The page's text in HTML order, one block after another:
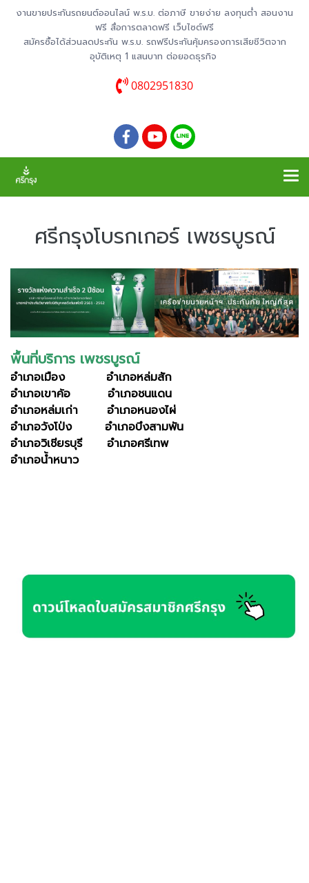
งานขายประกันรถยนต์ออนไลน์ พ.ร.บ. ต่อภาษี ขายง่าย ลงทุนต่ำ สอนงาน
ฟรี สื่อการตลาดฟรี เว็บไซต์ฟรี
สมัครซื้อได้ส่วนลดประกัน พ.ร.บ. รถฟรีประกันคุ้มครองการเสียชีวิตจาก
อุบัติเหตุ 1 แสนบาท ต่อยอดธุรกิจ
0802951830
ศรีกรุงโบรกเกอร์ เพชรบูรณ์
พื้นที่บริการ เพชรบูรณ์
อำเภอเมือง อำเภอหล่มสัก
อำเภอเขาค้อ อำเภอชนแดน
อำเภอหล่มเก่า อำเภอหนองไผ่
อำเภอวังโป่ง อำเภอบึงสามพัน
อำเภอวิเชียรบุรี อำเภอศรีเทพ
อำเภอน้ำหนาว